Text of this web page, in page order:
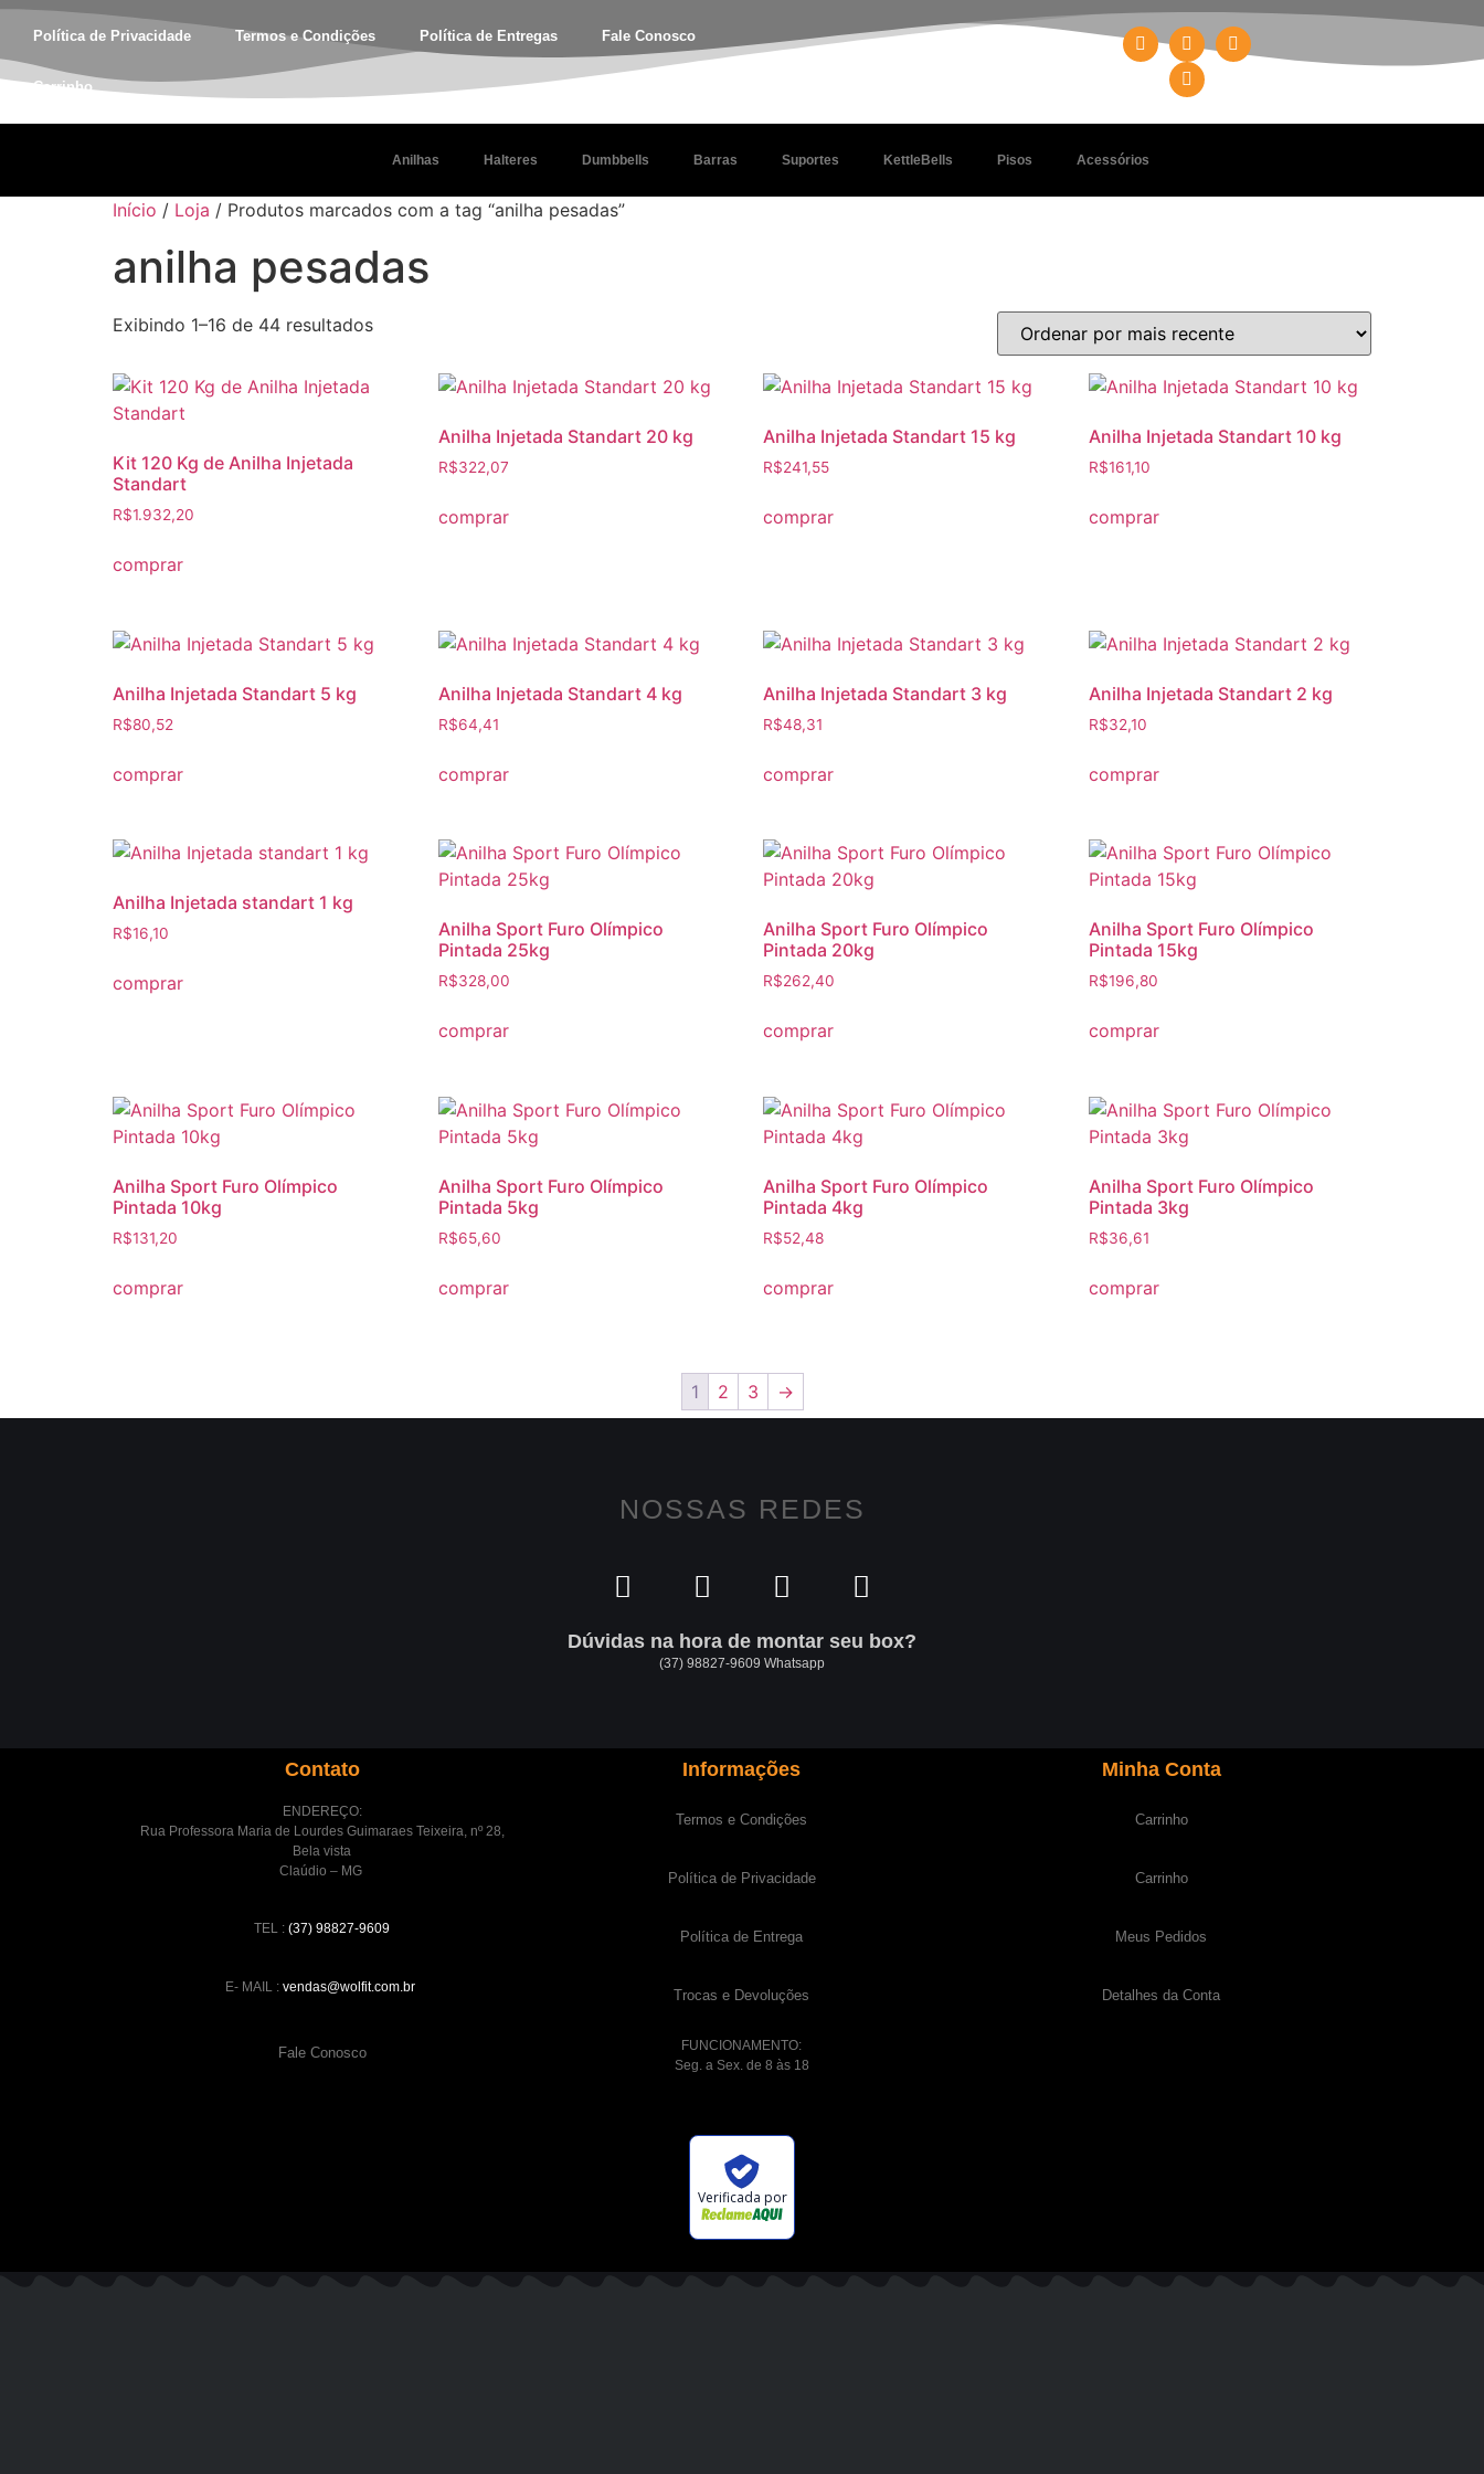
Política de Privacidade Termos e Condições Política de Entregas Fale Conosco
Carrinho
Anilhas Halteres Dumbbells Barras Suportes KettleBells Pisos Acessórios
Início / Loja / Produtos marcados com a tag “anilha pesadas”
anilha pesadas
Exibindo 1–16 de 44 resultados
Kit 120 Kg de Anilha Injetada
Standart
R$1.932,20
comprar
Anilha Injetada Standart 20 kg
R$322,07
comprar
Anilha Injetada Standart 15 kg
R$241,55
comprar
Anilha Injetada Standart 10 kg
R$161,10
comprar
Anilha Injetada Standart 5 kg
R$80,52
comprar
Anilha Injetada Standart 4 kg
R$64,41
comprar
Anilha Injetada Standart 3 kg
R$48,31
comprar
Anilha Injetada Standart 2 kg
R$32,10
comprar
Anilha Injetada standart 1 kg
R$16,10
comprar
Anilha Sport Furo Olímpico
Pintada 25kg
R$328,00
comprar
Anilha Sport Furo Olímpico
Pintada 20kg
R$262,40
comprar
Anilha Sport Furo Olímpico
Pintada 15kg
R$196,80
comprar
Anilha Sport Furo Olímpico
Pintada 10kg
R$131,20
comprar
Anilha Sport Furo Olímpico
Pintada 5kg
R$65,60
comprar
Anilha Sport Furo Olímpico
Pintada 4kg
R$52,48
comprar
Anilha Sport Furo Olímpico
Pintada 3kg
R$36,61
comprar
1 2 3 →
NOSSAS REDES
Dúvidas na hora de montar seu box?
(37) 98827-9609 Whatsapp
Contato
ENDEREÇO:
Rua Professora Maria de Lourdes Guimaraes Teixeira, nº 28,
Bela vista
Claúdio – MG
TEL :(37) 98827-9609
E- MAIL : vendas@wolfit.com.br
Fale Conosco
Informações
Termos e Condições
Política de Privacidade
Política de Entrega
Trocas e Devoluções
FUNCIONAMENTO:
Seg. a Sex. de 8 às 18
Minha Conta
Carrinho
Carrinho
Meus Pedidos
Detalhes da Conta
Verificada por